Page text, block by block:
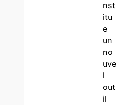
nst
itu
e
un
no
uve
l
out
il